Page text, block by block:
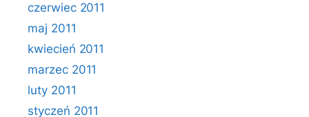
czerwiec 2011
maj 2011
kwiecień 2011
marzec 2011
luty 2011
styczeń 2011